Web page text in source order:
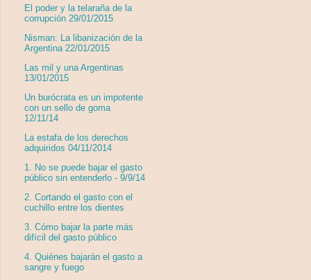
El poder y la telaraña de la
corrupción 29/01/2015
Nisman: La libanización de la
Argentina 22/01/2015
Las mil y una Argentinas
13/01/2015
Un burócrata es un impotente
con un sello de goma
12/11/14
La estafa de los derechos
adquiridos 04/11/2014
1. No se puede bajar el gasto
público sin entenderlo - 9/9/14
2. Cortando el gasto con el
cuchillo entre los dientes
3. Cómo bajar la parte más
difícil del gasto público
4. Quiénes bajarán el gasto a
sangre y fuego